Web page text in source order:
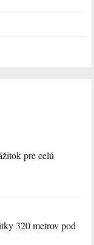
pre celú
320 metrov pod